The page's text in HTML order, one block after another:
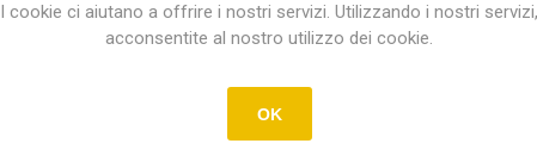
I cookie ci aiutano a offrire i nostri servizi. Utilizzando i nostri servizi,
acconsentite al nostro utilizzo dei cookie.
OK